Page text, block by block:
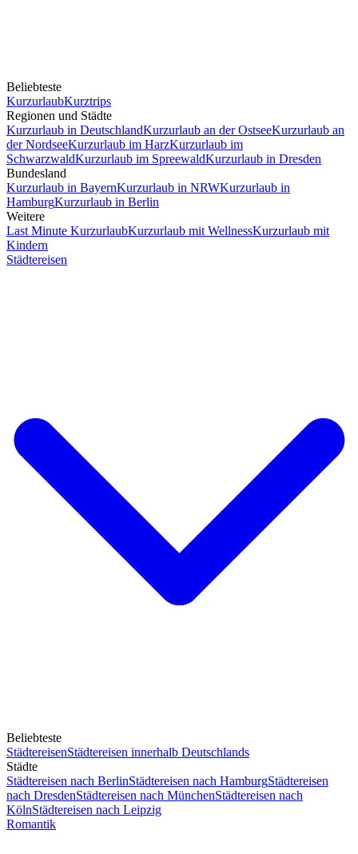
Beliebteste
KurzurlaubKurztrips
Regionen und Städte
Kurzurlaub in DeutschlandKurzurlaub an der OstseeKurzurlaub an
der NordseeKurzurlaub im HarzKurzurlaub im
SchwarzwaldKurzurlaub im SpreewaldKurzurlaub in Dresden
Bundesland
Kurzurlaub in BayernKurzurlaub in NRWKurzurlaub in
HamburgKurzurlaub in Berlin
Weitere
Last Minute KurzurlaubKurzurlaub mit WellnessKurzurlaub mit
Kindern
Städtereisen
Beliebteste
StädtereisenStädtereisen innerhalb Deutschlands
Städte
Städtereisen nach BerlinStädtereisen nach HamburgStädtereisen
nach DresdenStädtereisen nach MünchenStädtereisen nach
KölnStädtereisen nach Leipzig
Romantik